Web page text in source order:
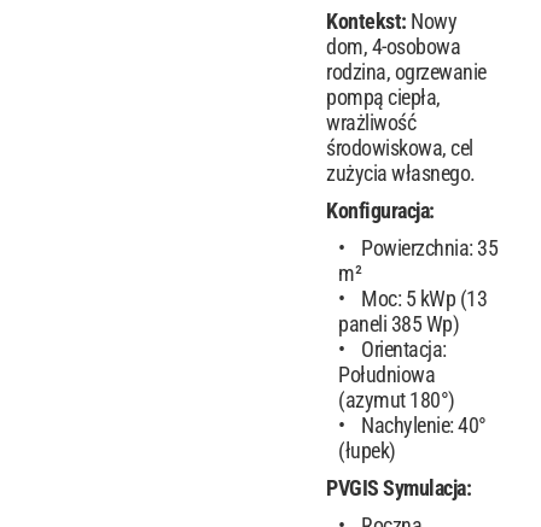
Kontekst: Nowy
dom, 4-osobowa
rodzina, ogrzewanie
pompą ciepła,
wrażliwość
środowiskowa, cel
zużycia własnego.
Konfiguracja:
Powierzchnia: 35
m²
Moc: 5 kWp (13
paneli 385 Wp)
Orientacja:
Południowa
(azymut 180°)
Nachylenie: 40°
(łupek)
PVGIS Symulacja: